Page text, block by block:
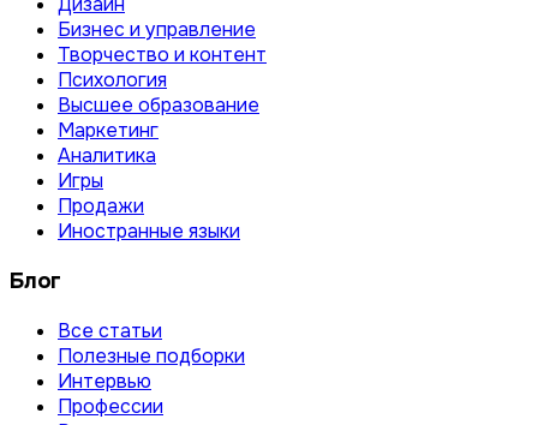
Бизнес и управление
Творчество и контент
Психология
Высшее образование
Маркетинг
Аналитика
Игры
Продажи
Иностранные языки
Блог
Все статьи
Полезные подборки
Интервью
Профессии